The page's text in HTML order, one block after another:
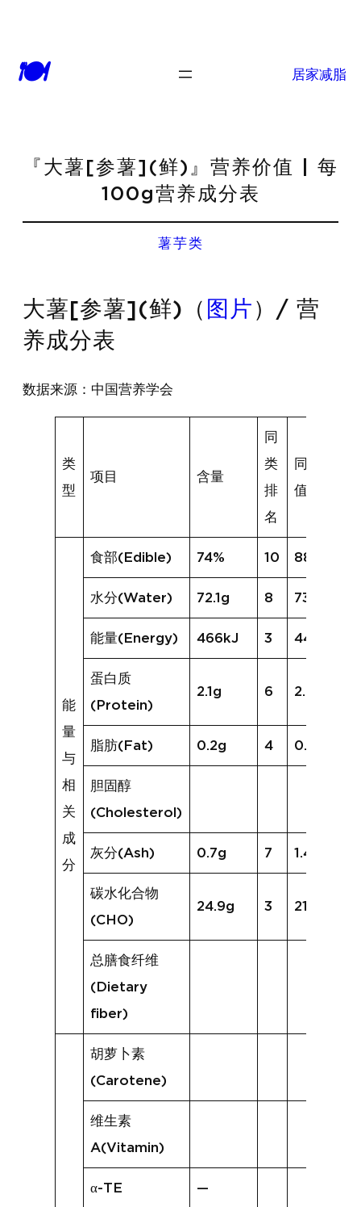
🍽 居家减脂
『大薯[参薯](鲜)』营养价值 | 每
100g营养成分表
薯芋类
大薯[参薯](鲜)（ 图片 ）/ 营
养成分表
数据来源：中国营养学会
类
型
项目 含量
同
类
排
名
同类均
值
能
量
与
相
关
成
分
食部(Edible) 74% 10 88%
水分(Water) 72.1g 8 73.4g
能量(Energy) 466kJ 3 444kJ
蛋白质
(Protein)
2.1g 6 2.6g
脂肪(Fat) 0.2g 4 0.8g
胆固醇
(Cholesterol)
灰分(Ash) 0.7g 7 1.4g
碳水化合物
(CHO)
24.9g 3 21.8g
总膳食纤维
(Dietary
fiber)
胡萝卜素
(Carotene)
维生素
A(Vitamin)
α-TE —